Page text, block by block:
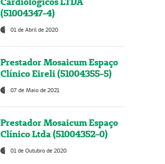
(51004347-4)
01 de Abril de 2020
Prestador Mosaicum Espaço
Clínico Eireli (51004355-5)
07 de Maio de 2021
Prestador Mosaicum Espaço
Clínico Ltda (51004352-0)
01 de Outubro de 2020